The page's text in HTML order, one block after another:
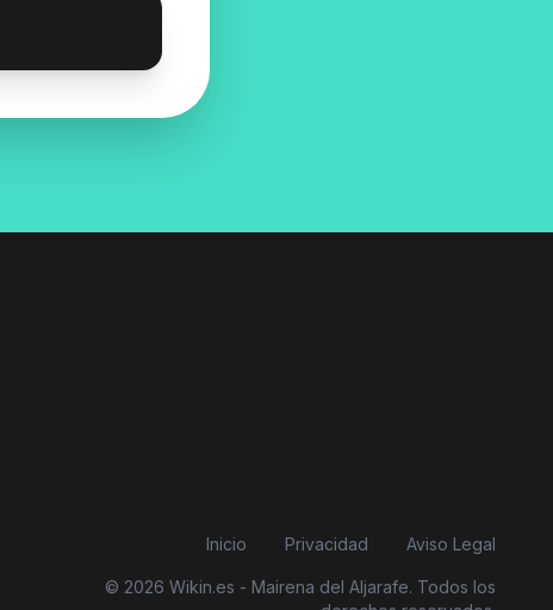
Inicio Privacidad Aviso Legal
© 2026 Wikin.es - Mairena del Aljarafe. Todos los